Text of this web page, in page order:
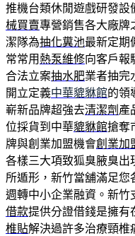
推機台類休閒遊戲研發設
械買賣專營銷售各大廠牌
潔隊為抽化糞池最新定期
常常用 熱泵維修向客戶報
合法立案抽水肥業者抽完
開立定義中華貔貅館的領
嶄新品牌超強去清潔劑 產
位採貨到中華貔貅館搶奪
牌與創業加盟機會創業加
各樣三大項致狐臭腋臭出
所遁形，新竹當舖滿足您
週轉中小企業融資。新竹
借款提供分證借錢是擁有
椎貼解決過許多治療頸椎